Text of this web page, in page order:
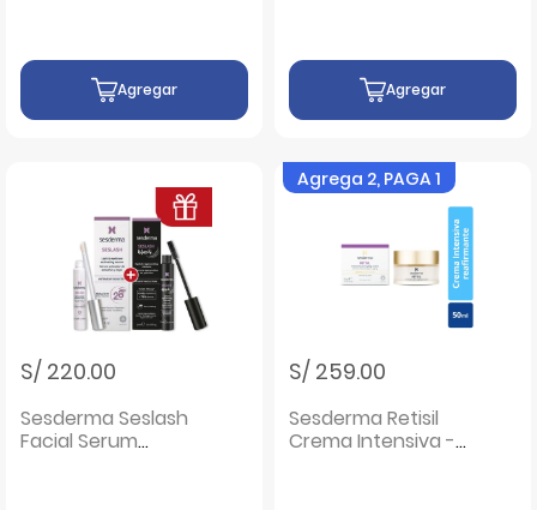
Agregar Agregar
S/ 220.00
Sesderma Seslash
Facial Serum
Agrega 2, PAGA 1
S/ 259.00
Sesderma Retisil
Crema Intensiva -